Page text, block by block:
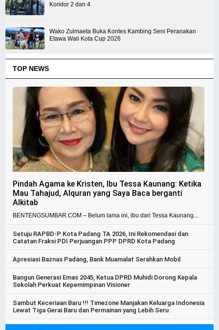
Koridor 2 dan 4
Wako Zulmaeta Buka Kontes Kambing Seni Peranakan
Etawa Wali Kota Cup 2026
TOP NEWS
Pindah Agama ke Kristen, Ibu Tessa Kaunang: Ketika
Mau Tahajud, Alquran yang Saya Baca berganti
Alkitab
BENTENGSUMBAR.COM – Belum lama ini, ibu dari Tessa Kaunang...
Setuju RAPBD-P Kota Padang TA 2026, Ini Rekomendasi dan
Catatan Fraksi PDI Perjuangan PPP DPRD Kota Padang
Apresiasi Baznas Padang, Bank Muamalat Serahkan Mobil
Bangun Generasi Emas 2045, Ketua DPRD Muhidi Dorong Kepala
Sekolah Perkuat Kepemimpinan Visioner
Sambut Keceriaan Baru !!! Timezone Manjakan Keluarga Indonesia
Lewat Tiga Gerai Baru dan Permainan yang Lebih Seru